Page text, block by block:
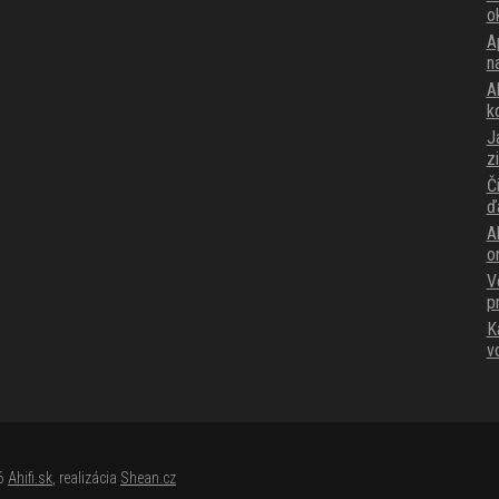
Ahifi.sk , realizácia Shean.cz